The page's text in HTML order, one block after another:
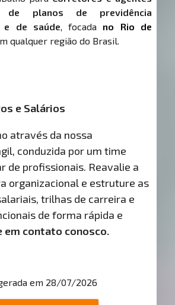
de planos de previdência
e de saúde, focada no Rio de
qualquer região do Brasil.
e Salários
através da nossa
conduzida por um time
de profissionais. Reavalie a
organizacional e estruture as
trilhas de carreira e
de forma rápida e
em contato conosco.
em 28/07/2026